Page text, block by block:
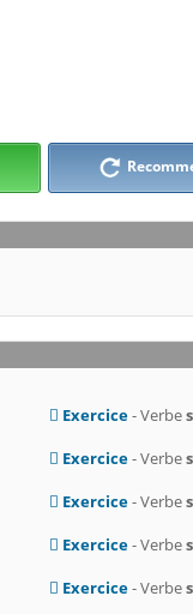
Exercice- Verbe
Exercice- Verbe
Exercice- Verbe
Exercice- Verbe
Exercice- Verbe